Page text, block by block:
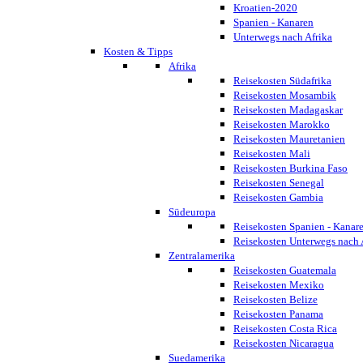
Kroatien-2020
Spanien - Kanaren
Unterwegs nach Afrika
Kosten & Tipps
Afrika
Reisekosten Südafrika
Reisekosten Mosambik
Reisekosten Madagaskar
Reisekosten Marokko
Reisekosten Mauretanien
Reisekosten Mali
Reisekosten Burkina Faso
Reisekosten Senegal
Reisekosten Gambia
Südeuropa
Reisekosten Spanien -
Reisekosten Unterwegs nach
Zentralamerika
Reisekosten Guatemala
Reisekosten Mexiko
Reisekosten Belize
Reisekosten Panama
Reisekosten Costa Rica
Reisekosten Nicaragua
Suedamerika